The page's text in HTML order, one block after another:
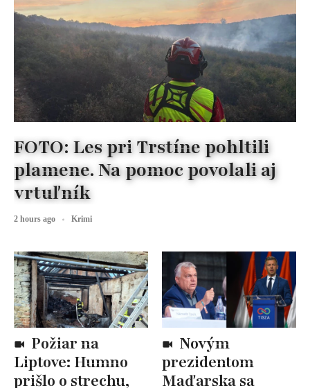
Liptove: Humno
prišlo o strechu,
prezidentom
Maďarska sa
FOTO: Les pri Trstíne pohltili
plamene. Na pomoc povolali aj
vrtuľník
2 hours ago Krimi